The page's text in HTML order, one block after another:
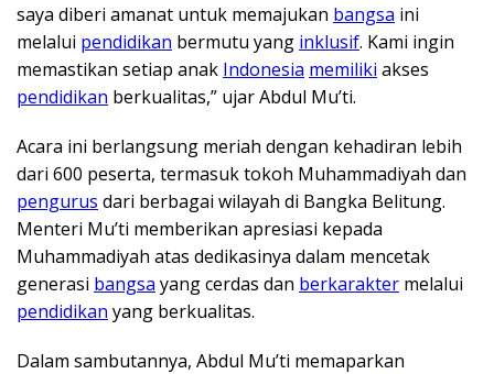
saya diberi amanat untuk memajukan bangsa ini
melalui pendidikan bermutu yang inklusif. Kami ingin
memastikan setiap anak Indonesia memiliki akses
pendidikan berkualitas,” ujar Abdul Mu’ti.
Acara ini berlangsung meriah dengan kehadiran lebih
dari 600 peserta, termasuk tokoh Muhammadiyah dan
pengurus dari berbagai wilayah di Bangka Belitung.
Menteri Mu’ti memberikan apresiasi kepada
Muhammadiyah atas dedikasinya dalam mencetak
generasi bangsa yang cerdas dan berkarakter melalui
pendidikan yang berkualitas.
Dalam sambutannya, Abdul Mu’ti memaparkan